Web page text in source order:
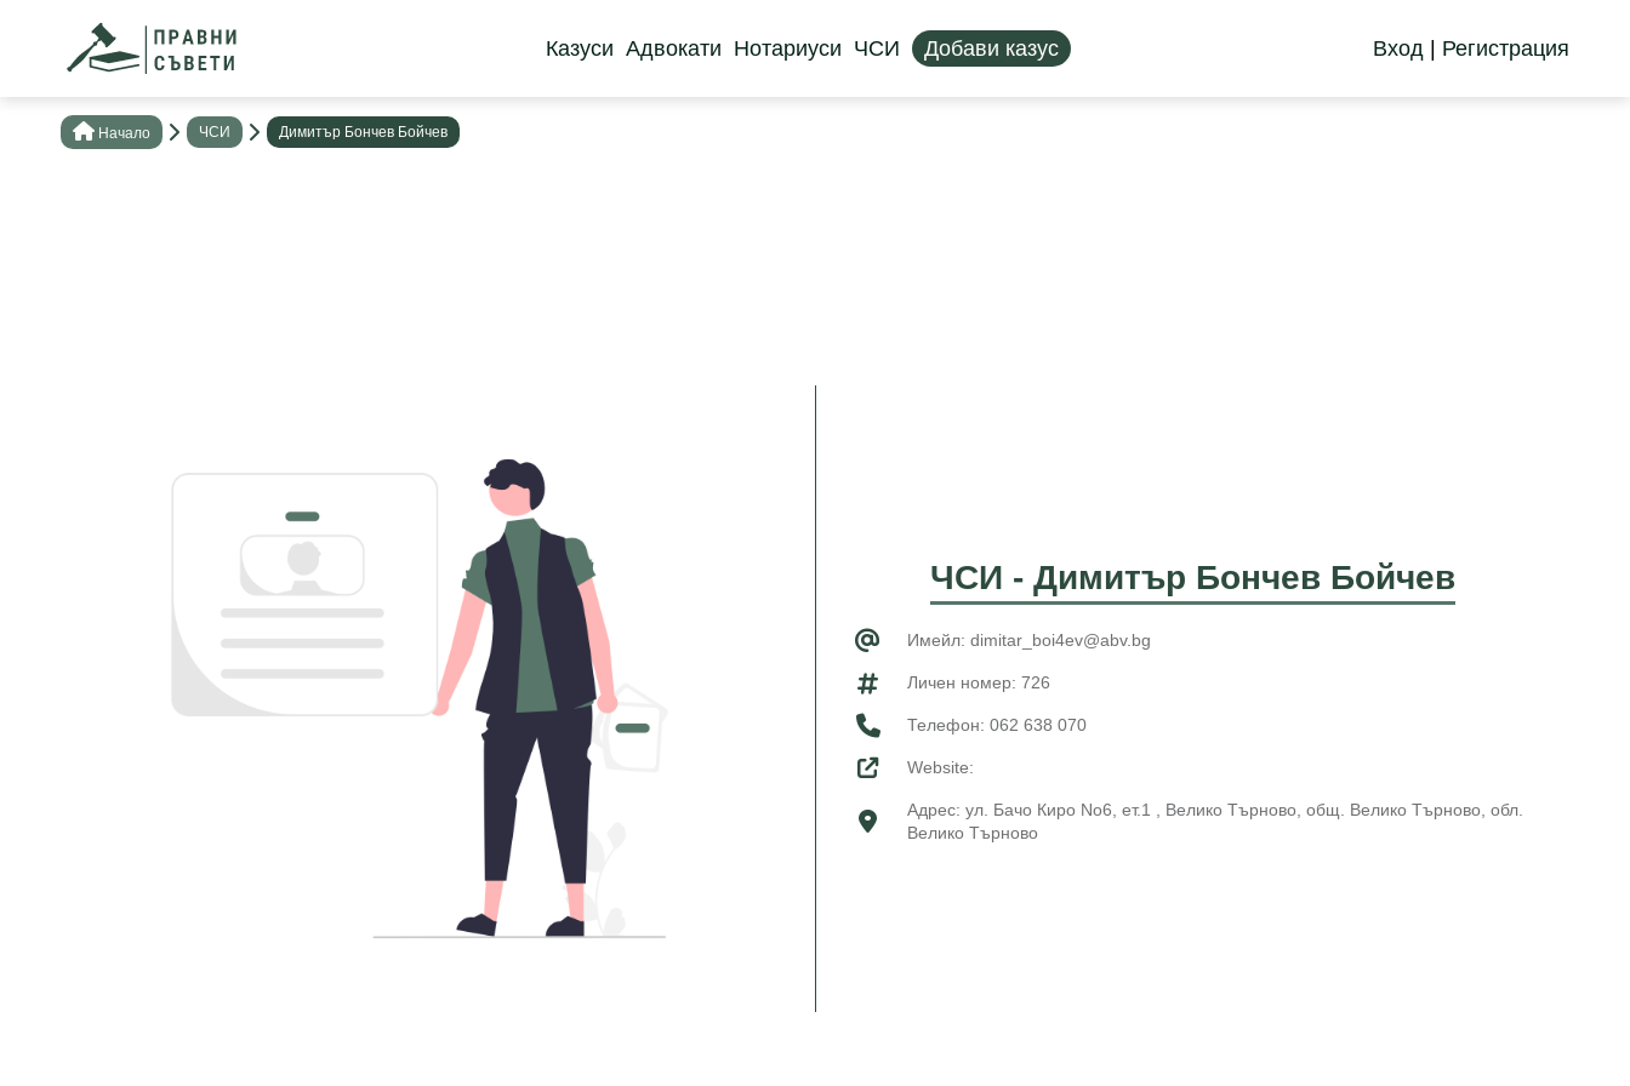
Казуси Адвокати Нотариуси ЧСИ Добави казус Вход | Регистрация
Нaчало ЧСИ Димитър Бончев Бойчев
ЧСИ - Димитър Бончев Бойчев
Имейл: dimitar_boi4ev@abv.bg
Личен номер: 726
Телефон: 062 638 070
Website:
Адрес: ул. Бачо Киро No6, ет.1 , Велико Търново, общ. Велико Търново, обл.
Велико Търново